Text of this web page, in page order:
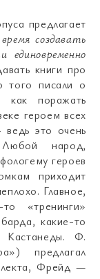
предлагает
создавать
единовременно
книги про
того писали о
как поражать
героем всех
ведь это очень
народ,
героев
приходит
Главное,
«тренинги»
какие-то
Кастанеды. Ф.
предлагал
Фрейд —